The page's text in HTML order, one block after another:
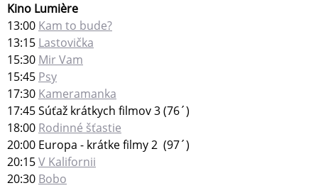
Kino Lumière
13:00 Kam to bude?
13:15 Lastovička
15:30 Mir Vam
15:45 Psy
17:30 Kameramanka
17:45 Súťaž krátkych filmov 3 (76´)
18:00 Rodinné šťastie
20:00 Europa - krátke filmy 2 (97´)
20:15V Kalifornii
20:30 Bobo